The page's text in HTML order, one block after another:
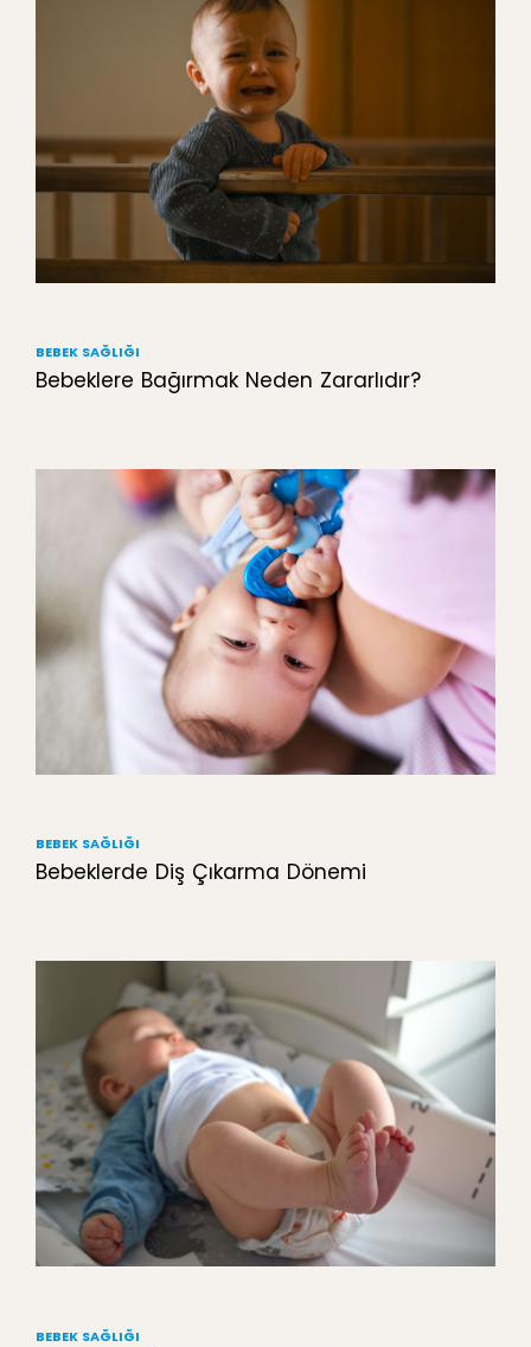
BEBEK SAĞLIĞI
Bebeklere Bağırmak Neden Zararlıdır?
BEBEK SAĞLIĞI
Bebeklerde Diş Çıkarma Dönemi
BEBEK SAĞLIĞI